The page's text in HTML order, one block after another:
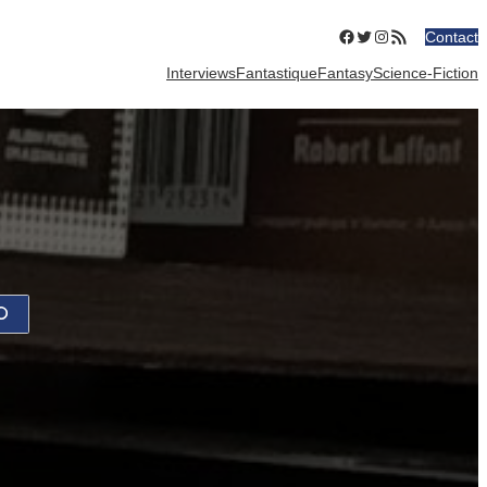
Facebook
Twitter
Instagram
Flux RSSContact
InterviewsFantastiqueFantasyScience-Fiction